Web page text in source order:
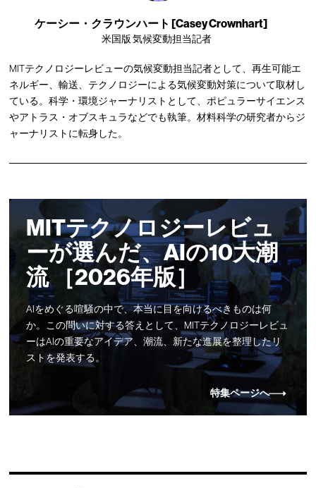
ケーシー・クラウンハート [Casey Crownhart]
米国版 気候変動担当記者
MITテクノロジーレビューの気候変動担当記者として、再生可能エ
ネルギー、輸送、テクノロジーによる気候変動対策について取材し
ている。科学・環境ジャーナリストとして、ポピュラーサイエンス
やアトラス・オブスキュラなどでも執筆。材料科学の研究者からジ
ャーナリストに転身した。
MITテクノロジーレビュ
ーが選んだ、AIの10大潮
流 ［2026年版］
AIをめぐる喧騒の中で、本当に目を向けるべきものは何
か。この問いに対する答えとして、MITテクノロジーレビュ
ーはAIの重要なアイデア、潮流、新たな進展を整理したリ
ストを発表する。
特集ページへ